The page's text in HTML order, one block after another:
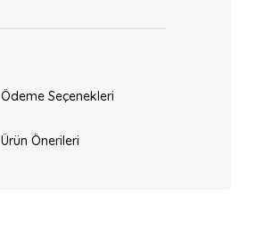
Ödeme Seçenekleri
Ürün Önerileri